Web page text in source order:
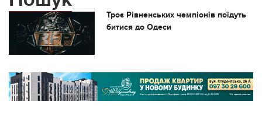
Троє Рівненських чемпіонів поїдуть
битися до Одеси